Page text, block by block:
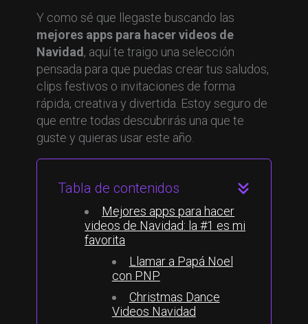
Y como sé que llegaste buscando las
mejores apps para hacer videos de
Navidad, aquí te traigo una selección
pensada para que puedas crear tus saludos,
clips festivos o invitaciones de forma
rápida, creativa y divertida. Estoy seguro de
que entre todas descubrirás una que te
guste y quieras usar este año.
Tabla de contenidos
Mejores apps para hacer
videos de Navidad: la #1 es mi
favorita
Llamar a Papá Noel
con PNP
Christmas Dance
Videos Navidad